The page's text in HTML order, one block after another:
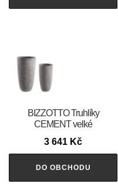
BIZZOTTO Truhlíky
CEMENT velké
3 641 Kč
DO OBCHODU